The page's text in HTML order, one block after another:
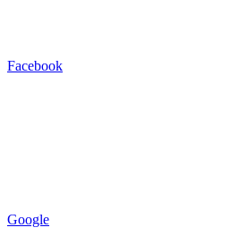
Facebook
Google